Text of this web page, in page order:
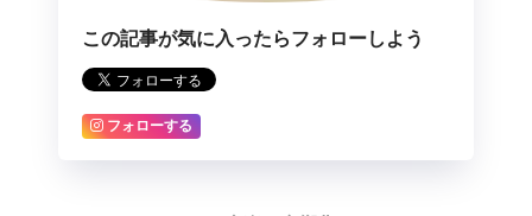
この記事が気に入ったらフォローしよう
フォローする